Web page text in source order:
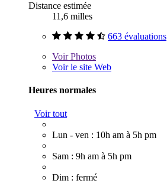
Distance estimée
11,6 milles
663 évaluations
VoirPhotos
Voir le site Web
Heures normales
Voir tout
Lun - ven : 10h am à 5h pm
Sam : 9h am à 5h pm
Dim : fermé